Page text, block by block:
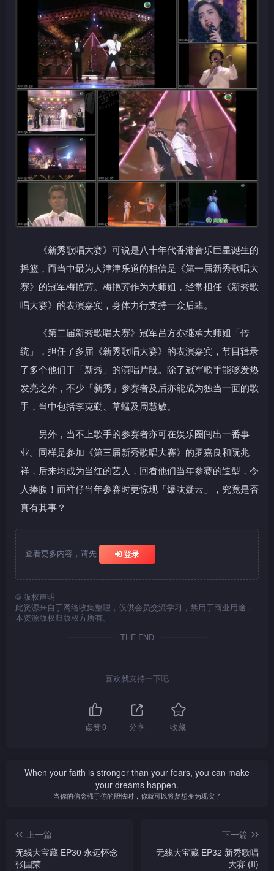
《新秀歌唱大赛》可说是八十年代香港音乐巨星诞生的
摇篮，而当中最为人津津乐道的相信是《第一届新秀歌唱大
赛》的冠军梅艳芳。梅艳芳作为大师姐，经常担任《新秀歌
唱大赛》的表演嘉宾，身体力行支持一众后辈。
《第二届新秀歌唱大赛》冠军吕方亦继承大师姐「传
统」，担任了多届《新秀歌唱大赛》的表演嘉宾，节目辑录
了多个他们于「新秀」的演唱片段。除了冠军歌手能够发热
发亮之外，不少「新秀」参赛者及后亦能成为独当一面的歌
手，当中包括李克勤、草蜢及周慧敏。
另外，当不上歌手的参赛者亦可在娱乐圈闯出一番事
业。同样是参加《第三届新秀歌唱大赛》的罗嘉良和阮兆
祥，后来均成为当红的艺人，回看他们当年参赛的造型，令
人捧腹！而祥仔当年参赛时更惊现「爆呔疑云」，究竟是否
真有其事？
查看更多内容，请先 登录
© 版权声明
此资源来自于网络收集整理，仅供会员交流学习，禁用于商业用途，
本资源版权归版权方所有。
THE END
喜欢就支持一下吧
点赞0 分享 收藏
When your faith is stronger than your fears, you can make
your dreams happen.
当你的信念强于你的胆怯时，你就可以将梦想变为现实了
上一篇
无线大宝藏 EP30 永远怀念
张国荣
下一篇
无线大宝藏 EP32 新秀歌唱
大赛 (II)